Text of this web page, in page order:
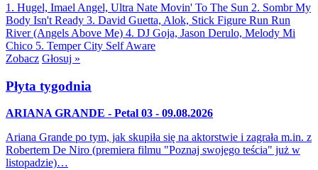
1. Hugel, Imael Angel, Ultra Nate Movin' To The Sun 2. Sombr My
Body Isn't Ready 3. David Guetta, Alok, Stick Figure Run Run
River (Angels Above Me) 4. DJ Goja, Jason Derulo, Melody Mi
Chico 5. Temper City Self Aware
Zobacz Głosuj »
Płyta tygodnia
ARIANA GRANDE - Petal 03 - 09.08.2026
Ariana Grande po tym, jak skupiła się na aktorstwie i zagrała m.in. z
Robertem De Niro (premiera filmu "Poznaj swojego teścia" już w
listopadzie)…